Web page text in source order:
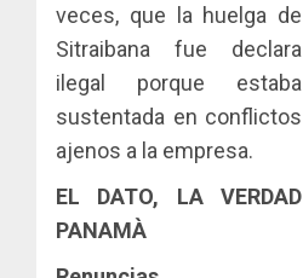
veces, que la huelga de
Sitraibana fue declara
ilegal porque estaba
sustentada en conflictos
ajenos a la empresa.
EL DATO, LA VERDAD
PANAMÀ